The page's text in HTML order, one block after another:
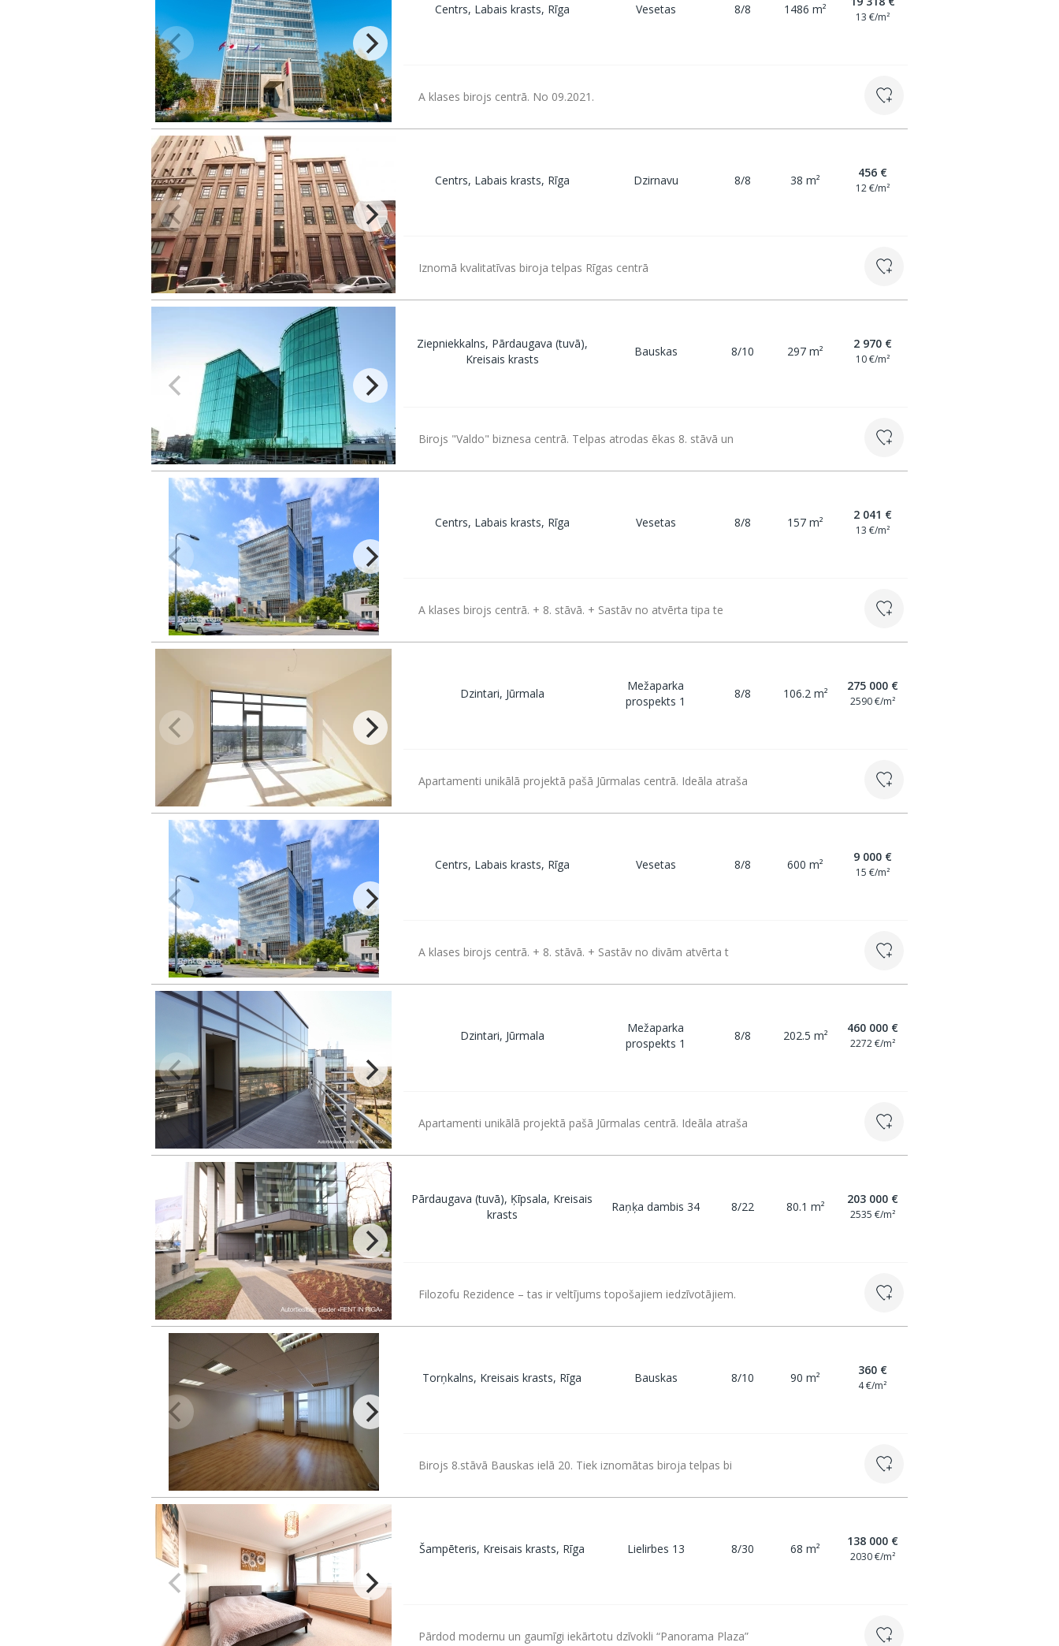
Centrs, Labais krasts, Rīga Vesetas 8/8 1486 m²
13 €/m²
A klases birojs centrā. No 09.2021.
Centrs, Labais krasts, Rīga Dzirnavu 8/8 38 m²
456 €
12 €/m²
Iznomā kvalitatīvas biroja telpas Rīgas centrā
Ziepniekkalns, Pārdaugava (tuvā),
Kreisais krasts
Bauskas 8/10 297 m²
2 970 €
10 €/m²
Birojs "Valdo" biznesa centrā. Telpas atrodas ēkas 8. stāvā un
Centrs, Labais krasts, Rīga Vesetas 8/8 157 m²
2 041 €
13 €/m²
A klases birojs centrā. + 8. stāvā. + Sastāv no atvērta tipa te
Dzintari, Jūrmala
Mežaparka
prospekts 1
8/8 106.2 m²
275 000 €
2590 €/m²
Apartamenti unikālā projektā pašā Jūrmalas centrā. Ideāla atraša
Centrs, Labais krasts, Rīga Vesetas 8/8 600 m²
9 000 €
15 €/m²
A klases birojs centrā. + 8. stāvā. + Sastāv no divām atvērta t
Dzintari, Jūrmala
Mežaparka
prospekts 1
8/8 202.5 m²
460 000 €
2272 €/m²
Apartamenti unikālā projektā pašā Jūrmalas centrā. Ideāla atraša
Pārdaugava (tuvā), Ķīpsala, Kreisais
krasts
Raņķa dambis 34 8/22 80.1 m²
203 000 €
2535 €/m²
Filozofu Rezidence – tas ir veltījums topošajiem iedzīvotājiem.
Torņkalns, Kreisais krasts, Rīga Bauskas 8/10 90 m²
360 €
4 €/m²
Birojs 8.stāvā Bauskas ielā 20. Tiek iznomātas biroja telpas bi
Šampēteris, Kreisais krasts, Rīga Lielirbes 13 8/30 68 m²
138 000 €
2030 €/m²
Pārdod modernu un gaumīgi iekārtotu dzīvokli “Panorama Plaza”